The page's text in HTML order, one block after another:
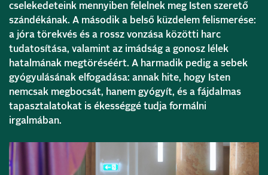
cselekedeteink mennyiben felelnek meg Isten szerető
szándékának. A második a belső küzdelem felismerése:
a jóra törekvés és a rossz vonzása közötti harc
tudatosítása, valamint az imádság a gonosz lélek
hatalmának megtöréséért. A harmadik pedig a sebek
gyógyulásának elfogadása: annak hite, hogy Isten
nemcsak megbocsát, hanem gyógyít, és a fájdalmas
tapasztalatokat is ékességgé tudja formálni
irgalmában.